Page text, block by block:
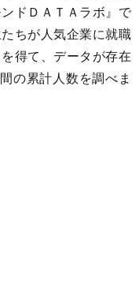
ドＤＡＴＡラボ』で
ちが人気企業に就職
得て、データが存在
の累計人数を調べま